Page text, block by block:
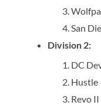
San
Division 2:
DC
Hustle
Revo II